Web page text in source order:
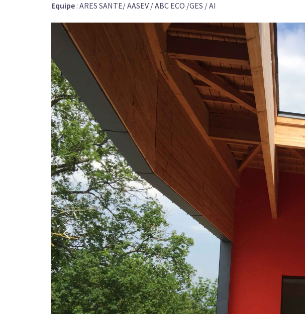
Equipe: ARES SANTE/ AASEV / ABC ECO /GES / AI